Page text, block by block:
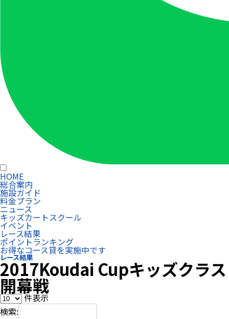
HOME
総合案内
施設ガイド
料金プラン
ニュース
キッズカートスクール
イベント
レース結果
ポイントランキング
お得なコース貸を実施中です
レース結果
2017Koudai Cupキッズクラス
開幕戦
件表示
検索: